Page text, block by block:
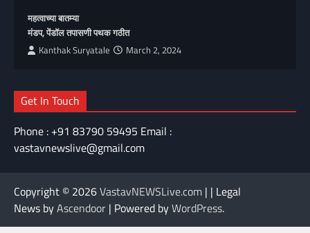
महत्वाच्या बातम्या
मंडप, पेंडॉल तपासणी पथक गठीत
Kanthak Suryatale March 2, 2024
Get In Touch
Phone : +91 83790 59495 Email :
vastavnewslive@gmail.com
Copyright © 2026VastavNEWSLive.com | | Legal
News byAscendoor | Powered byWordPress.